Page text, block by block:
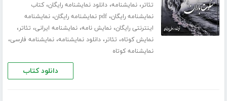
تئاتر،نمایشنامه،دانلود نمایشنامه رایگان،کتاب
نمایشنامه رایگان،pdf نمایشنامه رایگان ،نمایشنامه
اینترنتی رایگان،نمایش نامه،نمایشنامه ایرانی، تئاتر،
نمایش کوتاه، تئاتر،دانلود نمایشنامه،نمایشنامه فارسی،
نمایشنامه کوتاه
دانلود کتاب